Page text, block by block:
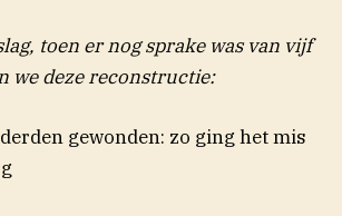
toen er nog sprake was van vijf
we deze reconstructie:
gewonden: zo ging het mis